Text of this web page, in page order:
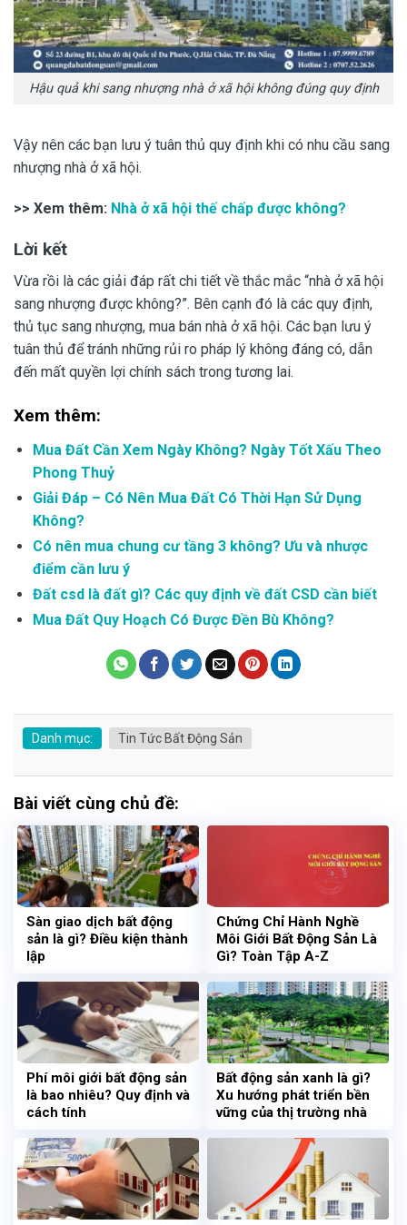
Hậu quả khi sang nhượng nhà ở xã hội không đúng quy định
Vậy nên các bạn lưu ý tuân thủ quy định khi có nhu cầu sang
nhượng nhà ở xã hội.
>> Xem thêm: Nhà ở xã hội thế chấp được không?
Lời kết
Vừa rồi là các giải đáp rất chi tiết về thắc mắc “nhà ở xã hội
sang nhượng được không?”. Bên cạnh đó là các quy định,
thủ tục sang nhượng, mua bán nhà ở xã hội. Các bạn lưu ý
tuân thủ để tránh những rủi ro pháp lý không đáng có, dẫn
đến mất quyền lợi chính sách trong tương lai.
Xem thêm:
Mua Đất Cần Xem Ngày Không? Ngày Tốt Xấu Theo
Phong Thuỷ
Giải Đáp – Có Nên Mua Đất Có Thời Hạn Sử Dụng
Không?
Có nên mua chung cư tầng 3 không? Ưu và nhược
điểm cần lưu ý
Đất csd là đất gì? Các quy định về đất CSD cần biết
Mua Đất Quy Hoạch Có Được Đền Bù Không?
Danh mục: Tin Tức Bất Động Sản
Bài viết cùng chủ đề:
Sàn giao dịch bất động
sản là gì? Điều kiện thành
lập
Chứng Chỉ Hành Nghề
Môi Giới Bất Động Sản Là
Gì? Toàn Tập A-Z
Phí môi giới bất động sản
là bao nhiêu? Quy định và
cách tính
Bất động sản xanh là gì?
Xu hướng phát triển bền
vững của thị trường nhà